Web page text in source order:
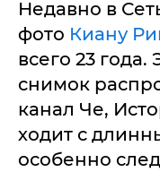
Недавно в
фото Киану
всего 23
снимок
канал Че,
ходит с
особенно